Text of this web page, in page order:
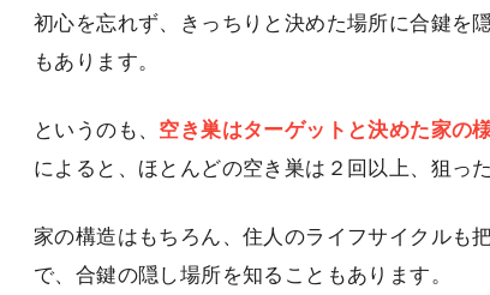
初心を忘れず、きっちりと決めた場所に合鍵を
もあります。
というのも、 空き巣はターゲットと決めた家の
によると、ほとんどの空き巣は２回以上、狙っ
家の構造はもちろん、住人のライフサイクルも
で、合鍵の隠し場所を知ることもあります。